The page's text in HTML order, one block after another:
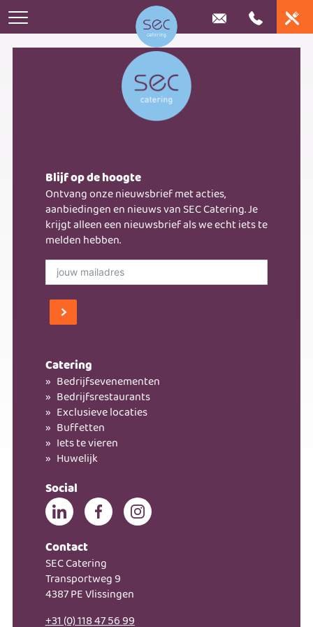
Iets te vieren
Buffetten
Stel je lunchplateau samen
Stel eenvoudig je buffet samen
Bestel je borrel assortiment
Bedrijfscatering
Bedrijfsrestaurants
Bedrijfsevenementen
Frietkar huren
Nieuws
Over ons
Contact
Kom bij ons werken!
Blijf op de hoogte
Ontvang onze nieuwsbrief met acties,
aanbiedingen en nieuws van SEC Catering. Je
krijgt alleen een nieuwsbrief als we echt iets te
melden hebben.
Catering
Bedrijfsevenementen
Bedrijfsrestaurants
Exclusieve locaties
Buffetten
Iets te vieren
Huwelijk
Social
Contact
SEC Catering
Transportweg 9
4387 PE Vlissingen
+31 (0) 118 47 56 99